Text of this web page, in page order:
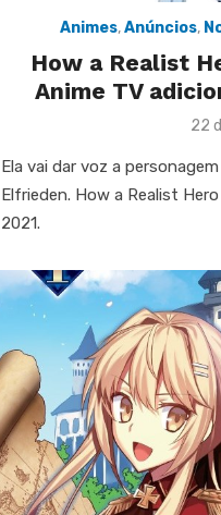
Animes,Anúncios,
How a Realist
Anime TV
22
Ela vai dar voz a
Elfrieden. How a Realist
2021.